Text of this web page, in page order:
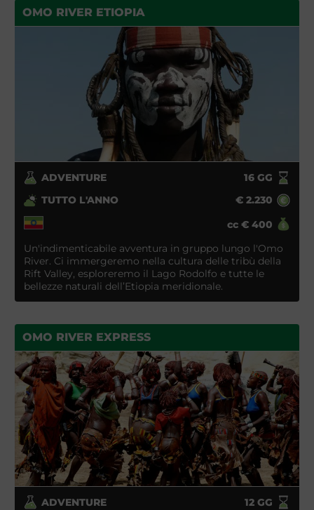
OMO RIVER ETIOPIA
ADVENTURE 16GG
TUTTO L'ANNO
€ 2.230
cc € 400
Un'indimenticabile avventura in gruppo lungo l'Omo
River. Ci immergeremo nella cultura delle tribù della
Rift Valley, esploreremo il Lago Rodolfo e tutte le
bellezze naturali dell’Etiopia meridionale.
OMO RIVER EXPRESS
ADVENTURE 12GG